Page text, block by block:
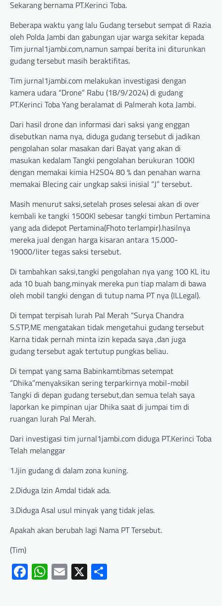
Sekarang bernama PT.Kerinci Toba.
Beberapa waktu yang lalu Gudang tersebut sempat di Razia
oleh Polda Jambi dan gabungan ujar warga sekitar kepada
Tim jurnal1jambi.com,namun sampai berita ini diturunkan
gudang tersebut masih beraktifitas.
Tim jurnal1jambi.com melakukan investigasi dengan
kamera udara “Drone” Rabu (18/9/2024) di gudang
PT.Kerinci Toba Yang beralamat di Palmerah kota Jambi.
Dari hasil drone dan informasi dari saksi yang enggan
disebutkan nama nya, diduga gudang tersebut di jadikan
pengolahan solar masakan dari Bayat yang akan di
masukan kedalam Tangki pengolahan berukuran 100Kl
dengan memakai kimia H2SO4 80 % dan penahan warna
memakai Blecing cair ungkap saksi inisial “J” tersebut.
Masih menurut saksi,setelah proses selesai akan di over
kembali ke tangki 1500Kl sebesar tangki timbun Pertamina
yang ada didepot Pertamina(Fhoto terlampir).hasilnya
mereka jual dengan harga kisaran antara 15.000-
19000/liter tegas saksi tersebut.
Di tambahkan saksi,tangki pengolahan nya yang 100 KL itu
ada 10 buah bang,minyak mereka pun tiap malam di bawa
oleh mobil tangki dengan di tutup nama PT nya (ILLegal).
Di tempat terpisah lurah Pal Merah “Surya Chandra
S.STP,ME mengatakan tidak mengetahui gudang tersebut
Karna tidak pernah minta izin kepada saya ,dan juga
gudang tersebut agak tertutup pungkas beliau.
Di tempat yang sama Babinkamtibmas setempat
“Dhika”menyaksikan sering terparkirnya mobil-mobil
Tangki di depan gudang tersebut,dan semua telah saya
laporkan ke pimpinan ujar Dhika saat di jumpai tim di
ruangan lurah Pal Merah.
Dari investigasi tim jurnal1jambi.com diduga PT.Kerinci Toba
Telah melanggar
1.Ijin gudang di dalam zona kuning.
2.Diduga Izin Amdal tidak ada.
3.Diduga Asal usul minyak yang tidak jelas.
Apakah akan berubah lagi Nama PT Tersebut.
(Tim)
Facebook
WhatsApp
Email
X